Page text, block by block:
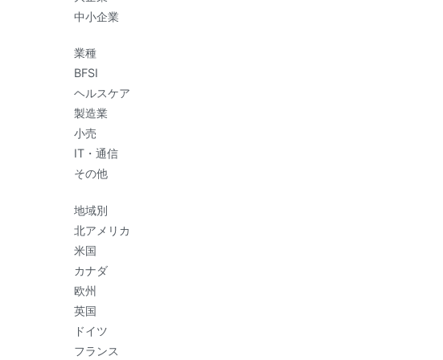
中小企業
業種
BFSI
ヘルスケア
製造業
小売
IT・通信
その他
地域別
北アメリカ
米国
カナダ
欧州
英国
ドイツ
フランス